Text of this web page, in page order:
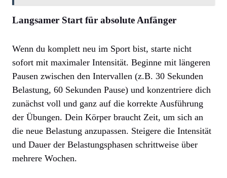
Langsamer Start für absolute Anfänger
Wenn du komplett neu im Sport bist, starte nicht
sofort mit maximaler Intensität. Beginne mit längeren
Pausen zwischen den Intervallen (z.B. 30 Sekunden
Belastung, 60 Sekunden Pause) und konzentriere dich
zunächst voll und ganz auf die korrekte Ausführung
der Übungen. Dein Körper braucht Zeit, um sich an
die neue Belastung anzupassen. Steigere die Intensität
und Dauer der Belastungsphasen schrittweise über
mehrere Wochen.